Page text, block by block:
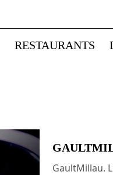
RESTAURANTS
GaultMillau.